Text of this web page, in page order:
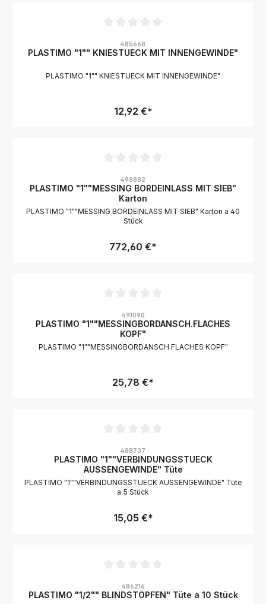
485668
PLASTIMO "1"" KNIESTUECK MIT INNENGEWINDE"
PLASTIMO "1"" KNIESTUECK MIT INNENGEWINDE"
12,92 €*
498882
PLASTIMO "1""MESSING BORDEINLASS MIT SIEB"
Karton
PLASTIMO "1""MESSING BORDEINLASS MIT SIEB" Karton a 40
Stück
772,60 €*
491090
PLASTIMO "1""MESSINGBORDANSCH.FLACHES
KOPF"
PLASTIMO "1""MESSINGBORDANSCH.FLACHES KOPF"
25,78 €*
488737
PLASTIMO "1""VERBINDUNGSSTUECK
AUSSENGEWINDE" Tüte
PLASTIMO "1""VERBINDUNGSSTUECK AUSSENGEWINDE" Tüte
a 5 Stück
15,05 €*
486216
PLASTIMO "1/2"" BLINDSTOPFEN" Tüte a 10 Stück